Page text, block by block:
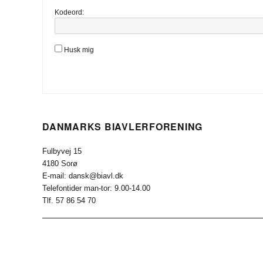
Kodeord:
Husk mig
DANMARKS BIAVLERFORENING
Fulbyvej 15
4180 Sorø
E-mail: dansk@biavl.dk
Telefontider man-tor: 9.00-14.00
Tlf. 57 86 54 70